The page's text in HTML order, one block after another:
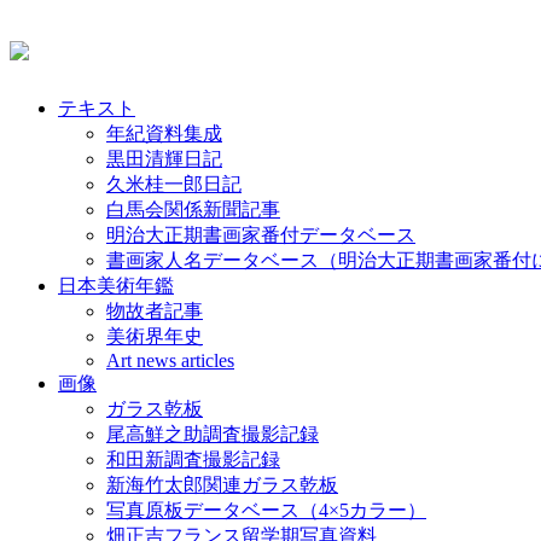
テキスト
年紀資料集成
黒田清輝日記
久米桂一郎日記
白馬会関係新聞記事
明治大正期書画家番付データベース
書画家人名データベース（明治大正期書画家番付
日本美術年鑑
物故者記事
美術界年史
Art news articles
画像
ガラス乾板
尾高鮮之助調査撮影記録
和田新調査撮影記録
新海竹太郎関連ガラス乾板
写真原板データベース（4×5カラー）
畑正吉フランス留学期写真資料